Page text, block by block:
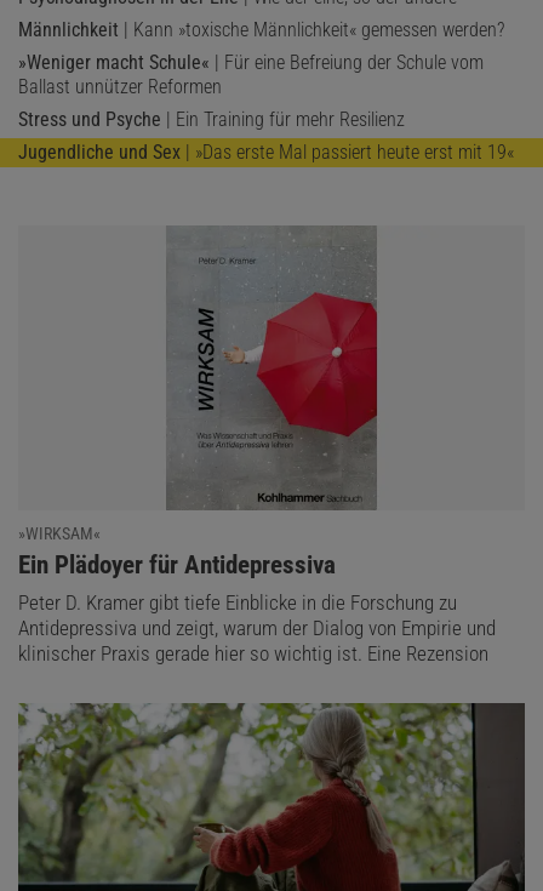
Männlichkeit | Kann »toxische Männlichkeit« gemessen werden?
»Weniger macht Schule« | Für eine Befreiung der Schule vom
Ballast unnützer Reformen
Stress und Psyche | Ein Training für mehr Resilienz
Jugendliche und Sex | »Das erste Mal passiert heute erst mit 19«
»WIRKSAM«
:
Ein Plädoyer für Antidepressiva
Peter D. Kramer gibt tiefe Einblicke in die Forschung zu
Antidepressiva und zeigt, warum der Dialog von Empirie und
klinischer Praxis gerade hier so wichtig ist. Eine Rezension